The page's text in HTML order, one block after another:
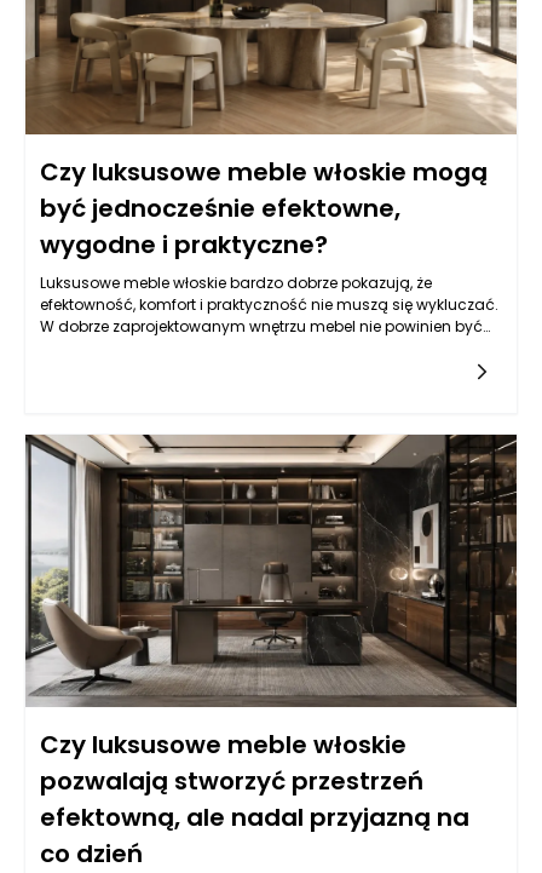
Czy luksusowe meble włoskie mogą
być jednocześnie efektowne,
wygodne i praktyczne?
Luksusowe meble włoskie bardzo dobrze pokazują, że
efektowność, komfort i praktyczność nie muszą się wykluczać.
W dobrze zaprojektowanym wnętrzu mebel nie powinien być
pozbawionym charakteru. Najlepszy efekt pojawia się wtedy,
podejściu: mebel ma przyciągać uwagę, ale jednocześnie
służyć domownikom na co dzień. Sofa powinna być
elegancka, ale także wygodna podczas odpoczynku. Stół
może mieć rzeźbiarską podstawę, lecz nadal musi być
stabilny i praktyczny. Fotel może wyróżniać się designerską
linią, ale nie powinien męczyć użytkownika po kilkunastu
minutach siedzenia. Luksusowe meble włoskie są cenione
dlatego, że łączą te wymagania bez sztucznego kompromisu.
Ich estetyka wynika nie tylko z dekoracyjności, ale z jakości
projektu, dbałości o detal i umiejętnego wykorzystania
materiałów. Dzięki temu wnętrze może wyglądać prestiżowo, a
jednocześnie pozostać przyjazne, funkcjonalne i naturalne w
codziennym użytkowaniu.
Czy luksusowe meble włoskie
pozwalają stworzyć przestrzeń
efektowną, ale nadal przyjazną na
co dzień